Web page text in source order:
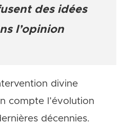
des idées
l’opinion
divine
compte l’évolution
décennies.